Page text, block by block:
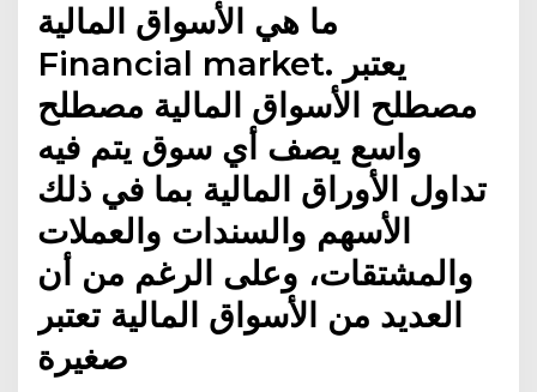
ما هي الأسواق المالية
Financial market. يعتبر
مصطلح الأسواق المالية مصطلح
واسع يصف أي سوق يتم فيه
تداول الأوراق المالية بما في ذلك
الأسهم والسندات والعملات
والمشتقات، وعلى الرغم من أن
العديد من الأسواق المالية تعتبر
صغيرة